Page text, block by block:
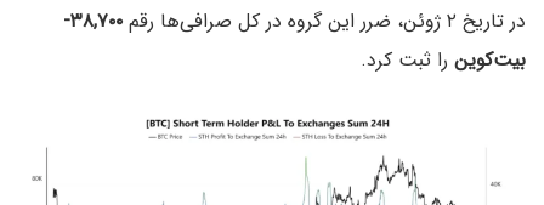
در تاریخ ۲ ژوئن، ضرر این گروه در کل صرافی‌ها رقم
۳۸,۷۰۰-
بیت‌کوین را ثبت کرد.